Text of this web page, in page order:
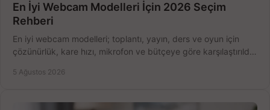
En İyi Webcam Modelleri İçin 2026 Seçim
Rehberi
En iyi webcam modelleri; toplantı, yayın, ders ve oyun için
çözünürlük, kare hızı, mikrofon ve bütçeye göre karşılaştırıldı.
5 Ağustos 2026